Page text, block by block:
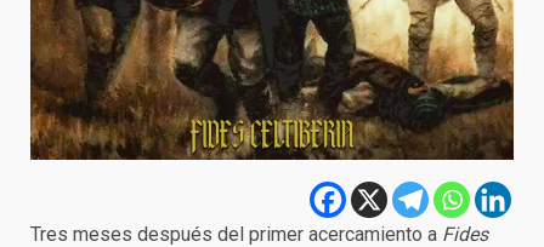
Tres meses después del primer acercamiento a Fides